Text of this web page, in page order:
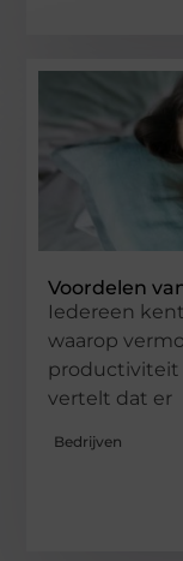
Voordelen
Iedereen
waarop
productiviteit
vertelt dat er
Bedrijven